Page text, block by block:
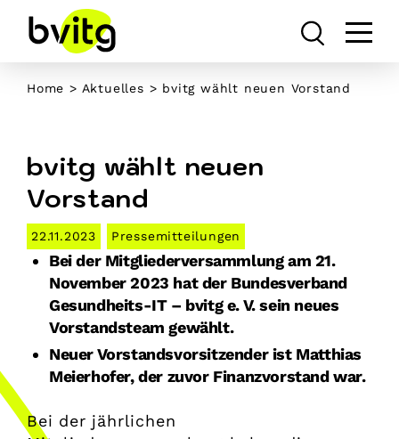
content
Home > Aktuelles > bvitg wählt neuen Vorstand
bvitg wählt neuen
Vorstand
22.11.2023 Pressemitteilungen
Bei der Mitgliederversammlung am 21.
November 2023 hat der Bundesverband
Gesundheits-IT – bvitg e. V. sein neues
Vorstandsteam gewählt.
Neuer Vorstandsvorsitzender ist Matthias
Meierhofer, der zuvor Finanzvorstand war.
Bei der jährlichen